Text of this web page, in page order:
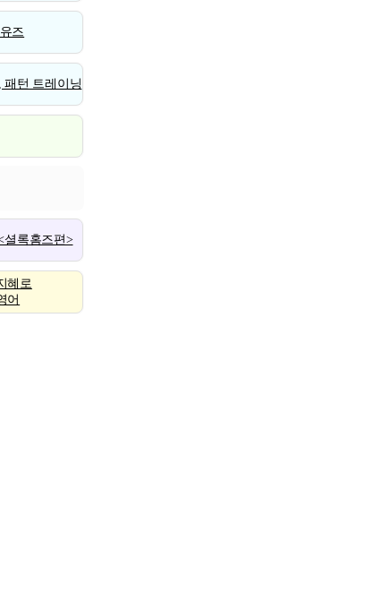
즈
패턴 트레이닝
셜록홈즈편>
혜로
어